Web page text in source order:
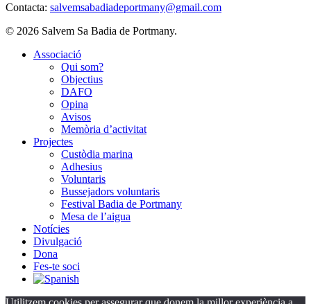
Contacta: salvemsabadiadeportmany@gmail.com
© 2026 Salvem Sa Badia de Portmany.
Close
Associació
Qui som?
Objectius
DAFO
Opina
Avisos
Memòria d’activitat
Projectes
Custòdia marina
Adhesius
Voluntaris
Bussejadors voluntaris
Festival Badia de Portmany
Mesa de l’aigua
Notícies
Divulgació
Dona
Fes-te soci